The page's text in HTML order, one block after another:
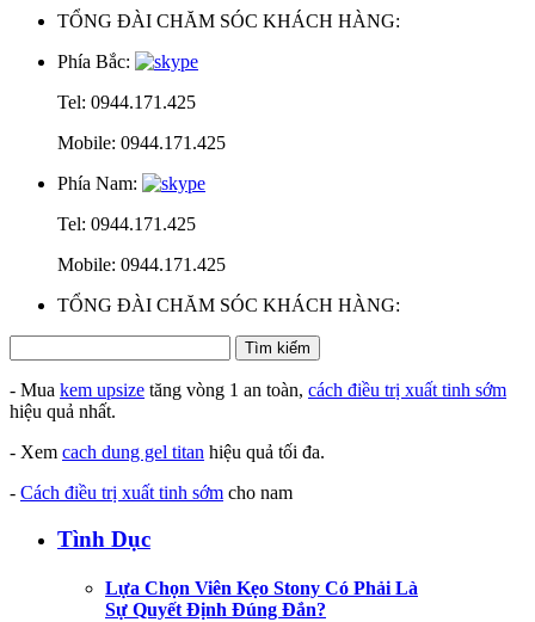
TỔNG ĐÀI CHĂM SÓC KHÁCH HÀNG:
Phía Bắc:
Tel: 0944.171.425
Mobile: 0944.171.425
Phía Nam:
Tel: 0944.171.425
Mobile: 0944.171.425
TỔNG ĐÀI CHĂM SÓC KHÁCH HÀNG:
- Mua kem upsize tăng vòng 1 an toàn, cách điều trị xuất tinh sớm
hiệu quả nhất.
- Xem cach dung gel titan hiệu quả tối đa.
- Cách điều trị xuất tinh sớm cho nam
Tình Dục
Lựa Chọn Viên Kẹo Stony Có Phải Là
Sự Quyết Định Đúng Đắn?